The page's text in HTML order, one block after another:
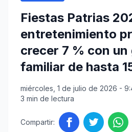
Fiestas Patrias
entretenimiento
crecer 7 % con un
familiar de hasta
miércoles, 1 de julio de 2026 -
3 min de lectura
Compartir: